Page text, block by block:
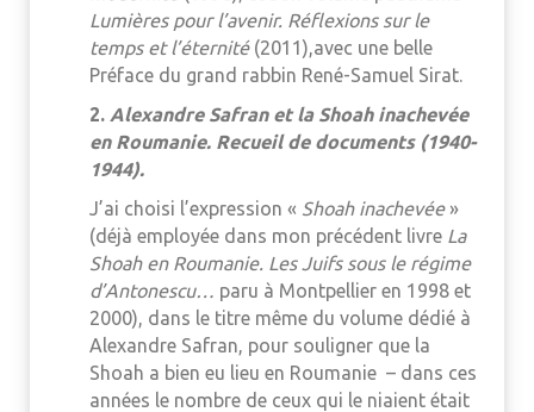
Lumières pour l’avenir. Réflexions sur le
temps et l’éternité (2011),avec une belle
Préface du grand rabbin René-Samuel Sirat.
2. Alexandre Safran et la Shoah inachevée
en Roumanie. Recueil de documents (1940-
1944).
J’ai choisi l’expression « Shoah inachevée »
(déjà employée dans mon précédent livre La
Shoah en Roumanie. Les Juifs sous le régime
d’Antonescu… paru à Montpellier en 1998 et
2000), dans le titre même du volume dédié à
Alexandre Safran, pour souligner que la
Shoah a bien eu lieu en Roumanie – dans ces
années le nombre de ceux qui le niaient était